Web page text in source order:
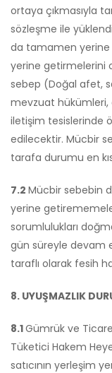
ortaya çıkmasıyla
sözleşme ile
da tamamen yerine
yerine getirmelerini
sebep (Doğal afet,
mevzuat hükümleri,
iletişim tesislerinde
edilecektir. Mücbir
tarafa durumu en
7.2 Mücbir sebebin
yerine
sorumlulukları
gün süreyle devam
taraflı olarak fesih
8. UYUŞMAZLIK
8.1Gümrük ve
Tüketici Hakem
satıcının yerleşim